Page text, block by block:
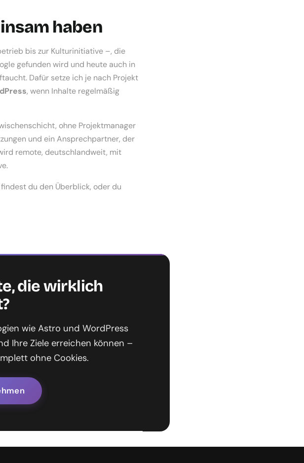
haben
bis zur Kulturinitiative –, die
gefunden wird und heute auch in
Dafür setze ich je nach Projekt
, wenn Inhalte regelmäßig
ohne Projektmanager
und ein Ansprechpartner, der
remote, deutschlandweit, mit
findest du den Überblick, oder du
die wirklich
wie Astro und WordPress
Ihre Ziele erreichen können –
ohne Cookies.